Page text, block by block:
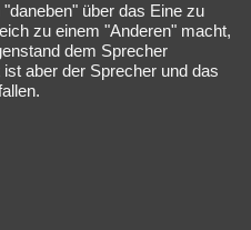
über das Eine zu
zu einem "Anderen" macht,
dem Sprecher
aber der Sprecher und das